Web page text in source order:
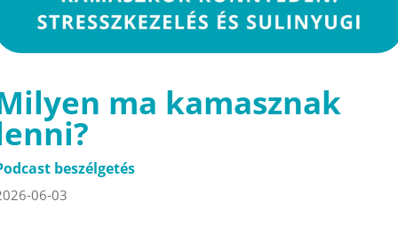
ma kamasznak
beszélgetés
06-03